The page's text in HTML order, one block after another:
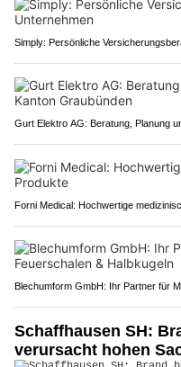
Simply: Persönliche
Gurt Elektro AG: Beratung, Planung
Forni Medical: Hochwertige
Blechumform GmbH: Ihr Partner für
Schaffhausen SH:
verursacht hohen